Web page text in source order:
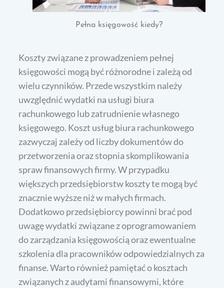
Pełna księgowość kiedy?
Koszty związane z prowadzeniem pełnej
księgowości mogą być różnorodne i zależą od
wielu czynników. Przede wszystkim należy
uwzględnić wydatki na usługi biura
rachunkowego lub zatrudnienie własnego
księgowego. Koszt usług biura rachunkowego
zazwyczaj zależy od liczby dokumentów do
przetworzenia oraz stopnia skomplikowania
spraw finansowych firmy. W przypadku
większych przedsiębiorstw koszty te mogą być
znacznie wyższe niż w małych firmach.
Dodatkowo przedsiębiorcy powinni brać pod
uwagę wydatki związane z oprogramowaniem
do zarządzania księgowością oraz ewentualne
szkolenia dla pracowników odpowiedzialnych za
finanse. Warto również pamiętać o kosztach
związanych z audytami finansowymi, które